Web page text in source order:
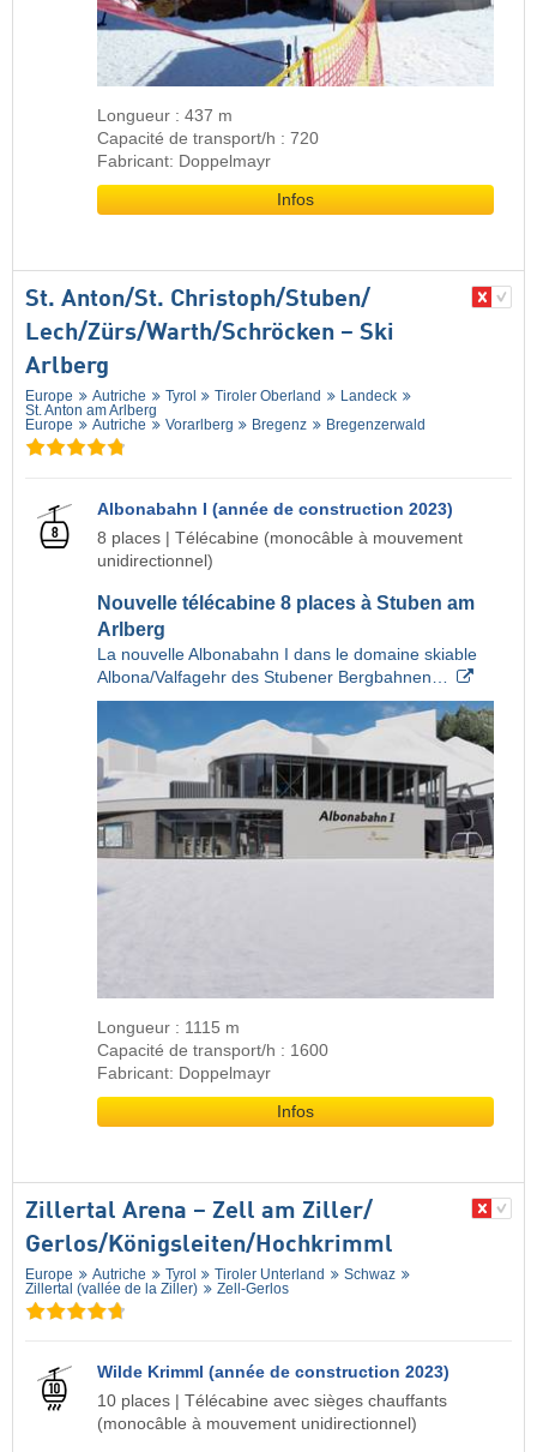
Longueur : 437 m
Capacité de transport/h : 720
Fabricant: Doppelmayr
Infos
St. Anton/​St. Christoph/​Stuben/​
Lech/​Zürs/​Warth/​Schröcken – Ski
Arlberg
Europe Autriche Tyrol Tiroler Oberland
Landeck
St. Anton am Arlberg
Europe
Autriche Vorarlberg Bregenz Bregenzerwald
Albonabahn I (année de construction 2023)
8 places | Télécabine (monocâble à mouvement
unidirectionnel)
Nouvelle télécabine 8 places à Stuben am
Arlberg
La nouvelle Albonabahn I dans le domaine skiable
Albona/Valfagehr des Stubener Bergbahnen…
Longueur : 1115 m
Capacité de transport/h : 1600
Fabricant: Doppelmayr
Infos
Zillertal Arena – Zell am Ziller/​
Gerlos/​Königsleiten/​Hochkrimml
Europe Autriche Tyrol Tiroler Unterland
Schwaz
Zillertal (vallée de la Ziller)
Zell-Gerlos
Wilde Krimml (année de construction 2023)
10 places | Télécabine avec sièges chauffants
(monocâble à mouvement unidirectionnel)